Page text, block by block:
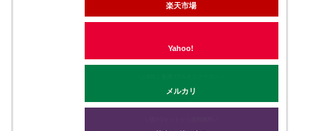
楽天市場
Yahoo!
メルカリ